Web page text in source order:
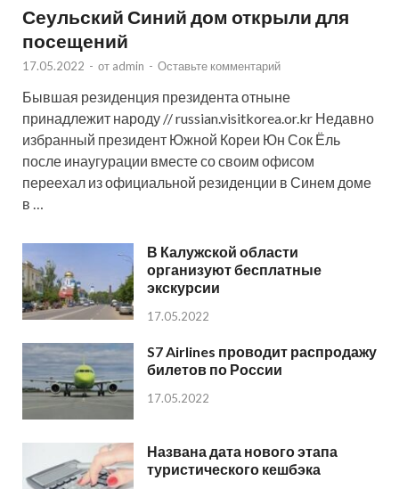
Сеульский Синий дом открыли для
посещений
17.05.2022 - от admin - Оставьте комментарий
Бывшая резиденция президента отныне
принадлежит народу // russian.visitkorea.or.kr Недавно
избранный президент Южной Кореи Юн Сок Ёль
после инаугурации вместе со своим офисом
переехал из официальной резиденции в Синем доме
в …
В Калужской области
организуют бесплатные
экскурсии
17.05.2022
S7 Airlines проводит распродажу
билетов по России
17.05.2022
Названа дата нового этапа
туристического кешбэка